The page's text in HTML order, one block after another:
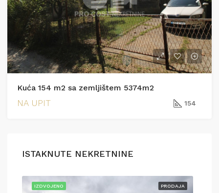
Kuća 154 m2 sa zemljištem 5374m2
NA UPIT 154
ISTAKNUTE NEKRETNINE
PRODAJA
IZDVOJENO